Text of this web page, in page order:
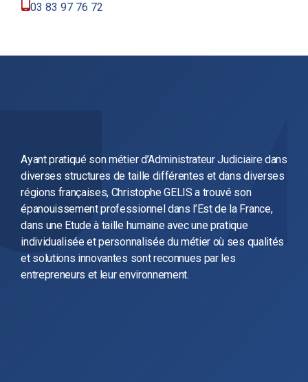
03 83 97 76 72
Ayant pratiqué son métier d’Administrateur Judiciaire dans
diverses structures de taille différentes et dans diverses
régions françaises, Christophe GELIS a trouvé son
épanouissement professionnel dans l’Est de la France,
dans une Etude à taille humaine avec une pratique
individualisée et personnalisée du métier où ses qualités
et solutions innovantes sont reconnues par les
entrepreneurs et leur environnement.